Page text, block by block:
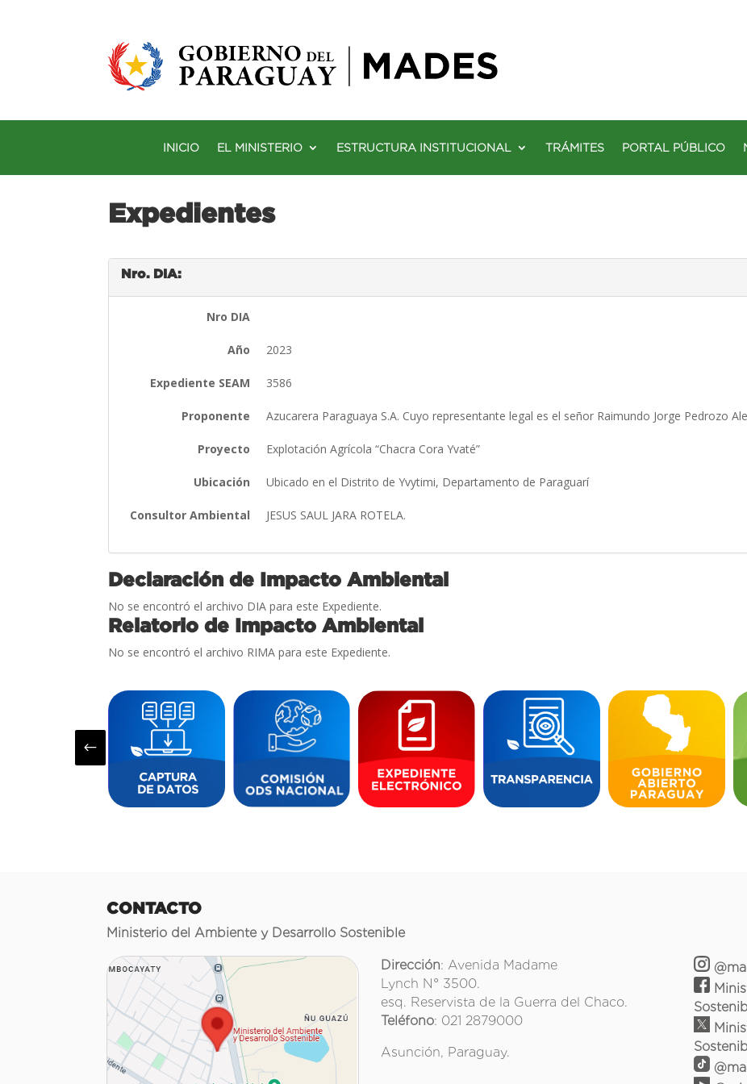
INICIO EL MINISTERIO ESTRUCTURA INSTITUCIONAL TRÁMITES PORTAL PÚBLICO
Expedientes
Nro. DIA:
Nro DIA
Año 2023
Expediente SEAM 3586
Proponente Azucarera Paraguaya S.A. Cuyo representante legal es el señor Raimundo Jorge Pedrozo
Proyecto Explotación Agrícola “Chacra Cora Yvaté”
Ubicación Ubicado en el Distrito de Yvytimi, Departamento de Paraguarí
Consultor Ambiental JESUS SAUL JARA ROTELA.
Declaración de Impacto Ambiental
No se encontró el archivo DIA para este Expediente.
Relatorio de Impacto Ambiental
No se encontró el archivo RIMA para este Expediente.
#
CONTACTO
Ministerio del Ambiente y Desarrollo Sostenible
Dirección: Avenida Madame
Lynch N° 3500.
esq. Reservista de la Guerra del Chaco.
Teléfono: 021 2879000
Asunción, Paraguay.